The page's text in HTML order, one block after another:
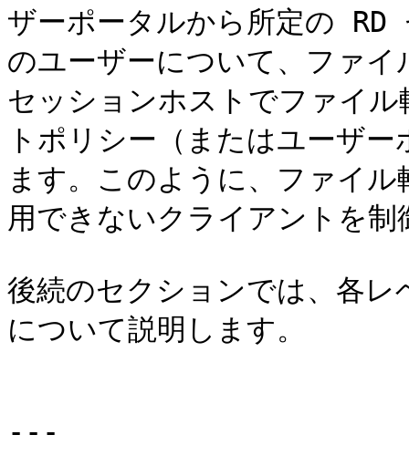
ザーポータルから所定の RD
のユーザーについて、ファイ
セッションホストでファイ
トポリシー（またはユーザ
ます。このように、ファイ
用できないクライアントを
後続のセクションでは、各
について説明します。
---